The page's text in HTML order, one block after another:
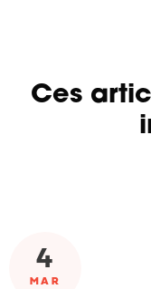
Ces
4
MAR